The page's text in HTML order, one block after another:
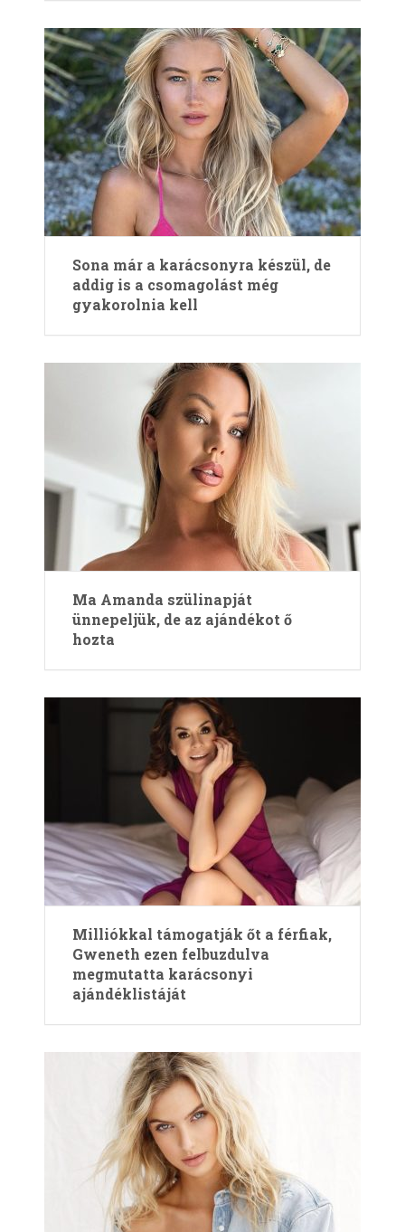
Sona már a karácsonyra készül, de
addig is a csomagolást még
gyakorolnia kell
Ma Amanda szülinapját
ünnepeljük, de az ajándékot ő
hozta
Milliókkal támogatják őt a férfiak,
Gweneth ezen felbuzdulva
megmutatta karácsonyi
ajándéklistáját